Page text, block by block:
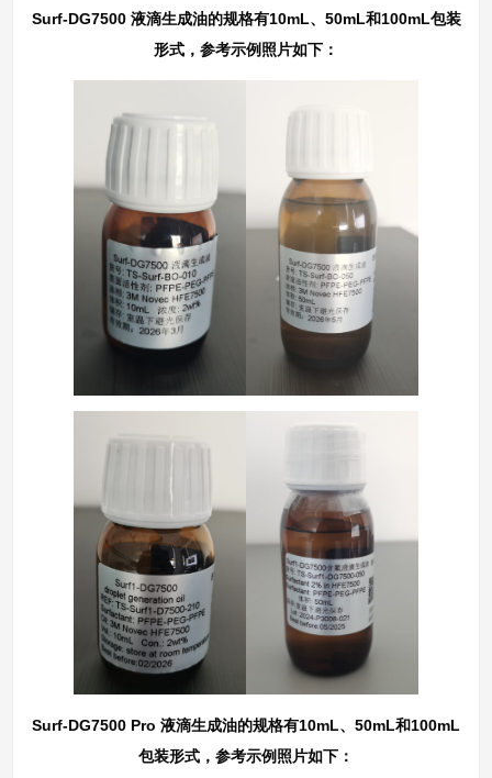
Surf-DG7500 液滴生成油的规格有10mL、50mL和100mL包装
形式，参考示例照片如下：
Surf-DG7500 Pro 液滴生成油的规格有10mL、50mL和100mL
包装形式，参考示例照片如下：